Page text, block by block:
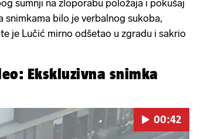
sumnji na zloporabu položaja i pokušaj
snimkama bilo je verbalnog sukoba,
je Lučić mirno odšetao u zgradu i sakrio
Ekskluzivna snimka
00:42